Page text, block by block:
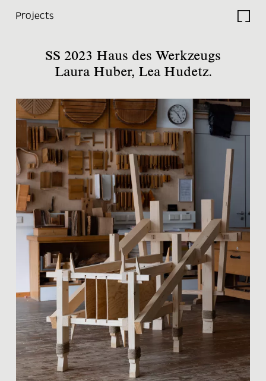
Projects
Studio
Current
Lectures
Travels
Research
Thesis
Electives
Team
Home
raumundgestalt@tugraz.at
Instagram
Datenschutz
Impressum
SS 2023 Haus des Werkzeugs
Laura Huber, Lea Hudetz.